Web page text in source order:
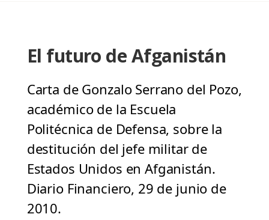
El futuro de Afganistán
Carta de Gonzalo Serrano del Pozo,
académico de la Escuela
Politécnica de Defensa, sobre la
destitución del jefe militar de
Estados Unidos en Afganistán.
Diario Financiero, 29 de junio de
2010.